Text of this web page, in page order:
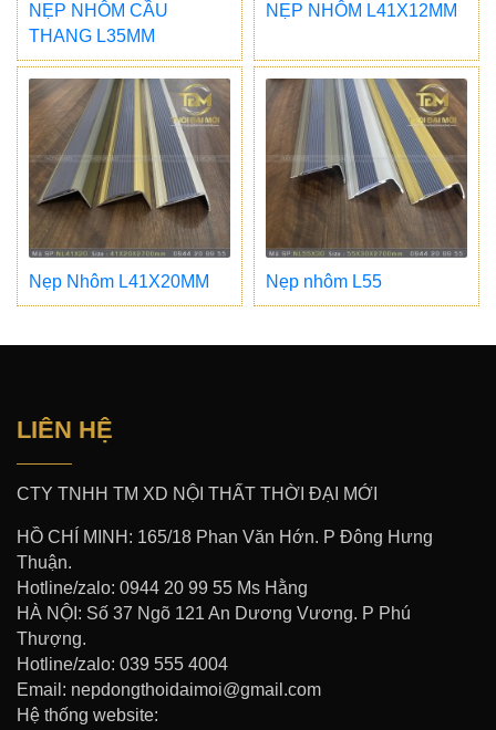
NẸP NHÔM CẦU
THANG L35MM
NẸP NHÔM L41X12MM
Nẹp Nhôm L41X20MM Nẹp nhôm L55
LIÊN HỆ
CTY TNHH TM XD NỘI THẤT THỜI ĐẠI MỚI
HỒ CHÍ MINH: 165/18 Phan Văn Hớn. P Đông Hưng
Thuận.
Hotline/zalo: 0944 20 99 55 Ms Hằng
HÀ NỘI: Số 37 Ngõ 121 An Dương Vương. P Phú
Thượng.
Hotline/zalo: 039 555 4004
Email: nepdongthoidaimoi@gmail.com
Hệ thống website: